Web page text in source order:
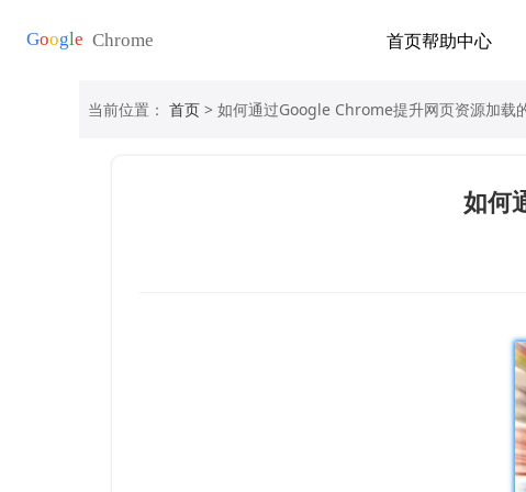
首页帮助中心
当前位置： 首页 > 如何通过Google Chrome提升网页资源加载
如何